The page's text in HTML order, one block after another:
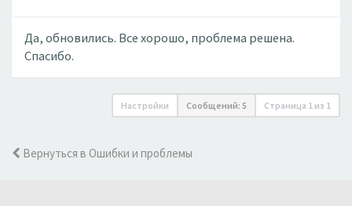
Да, обновились. Все хорошо, проблема решена.
Спасибо.
Настройки Сообщений: 5 Страница 1 из 1
Вернуться в Ошибки и проблемы